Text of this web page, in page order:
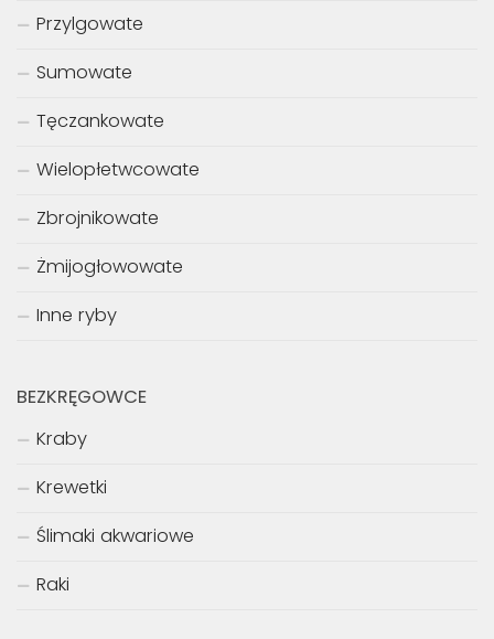
Pielęgnice Ameryki Centralnej
Pielęgnice azjatyckie
Piękniczkowate
Piskorzowate
Płaszczki
Przylgowate
Sumowate
Wielopłetwcowate
Zbrojnikowate
Żmijogłowowate
Inne ryby